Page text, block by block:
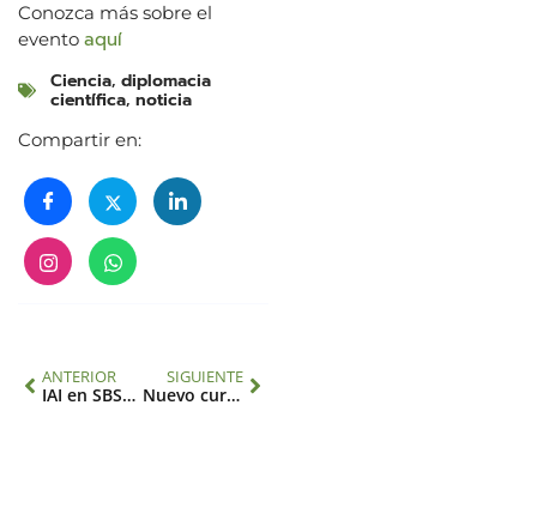
Conozca más sobre el
evento aquí
Ciencia, diplomacia
científica, noticia
Compartir en:
ANTERIOR
IAI en SBSTTA-27: Ciencia y políticas para la biodiversidad
SIGUIENTE
Nuevo curso virtual gratuito: “Una mirada transdisciplinaria para el futuro de los océanos”